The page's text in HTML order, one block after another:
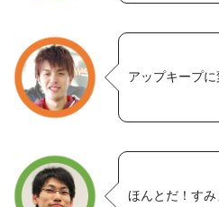
アップキープに
ほんとだ！す